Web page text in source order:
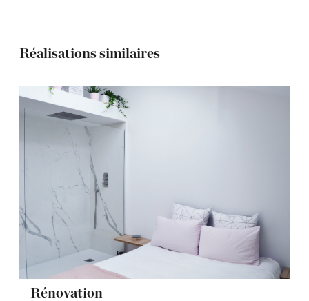
Réalisations similaires
Rénovation